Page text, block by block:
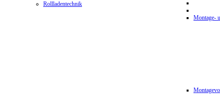
Rollladentechnik
Montage-